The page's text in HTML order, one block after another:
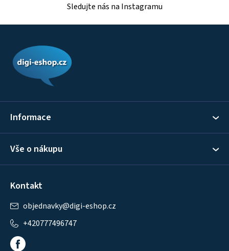
Sledujte nás na Instagramu
Informace
Vše o nákupu
Kontakt
objednavky@digi-eshop.cz
+420777496747